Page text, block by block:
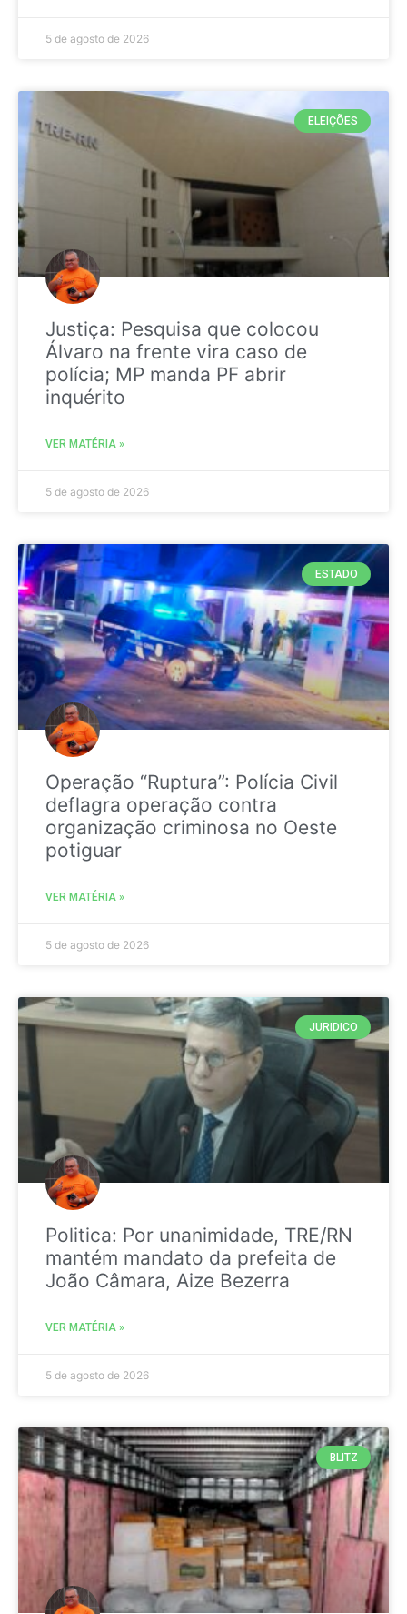
5 de agosto de 2026
ELEIÇÕES
Justiça: Pesquisa que colocou
Álvaro na frente vira caso de
polícia; MP manda PF abrir
inquérito
VER MATÉRIA »
5 de agosto de 2026
ESTADO
Operação “Ruptura”: Polícia Civil
deflagra operação contra
organização criminosa no Oeste
potiguar
VER MATÉRIA »
5 de agosto de 2026
JURIDICO
Politica: Por unanimidade, TRE/RN
mantém mandato da prefeita de
João Câmara, Aize Bezerra
VER MATÉRIA »
5 de agosto de 2026
BLITZ